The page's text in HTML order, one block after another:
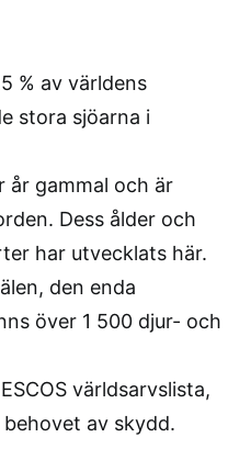
% av världens
stora sjöarna i
år gammal och är
Dess ålder och
har utvecklats här.
den enda
över 1 500 djur- och
världsarvslista,
av skydd.